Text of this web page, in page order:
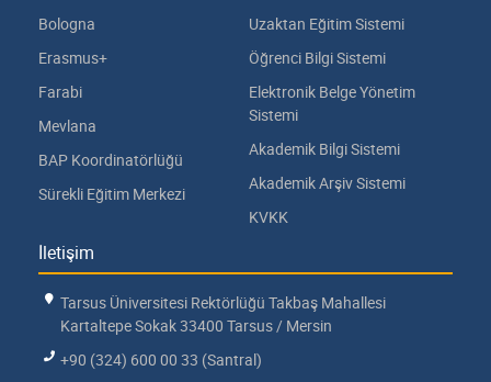
Bologna
Erasmus+
Farabi
Mevlana
BAP Koordinatörlüğü
Sürekli Eğitim Merkezi
Uzaktan Eğitim Sistemi
Öğrenci Bilgi Sistemi
Elektronik Belge Yönetim
Sistemi
Akademik Bilgi Sistemi
Akademik Arşiv Sistemi
KVKK
İletişim
Tarsus Üniversitesi Rektörlüğü Takbaş Mahallesi
Kartaltepe Sokak 33400 Tarsus / Mersin
+90 (324) 600 00 33 (Santral)